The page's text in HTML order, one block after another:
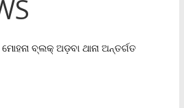
ବ୍ଲକ୍‌ ଅଡ଼ବା ଥାନା ଅନ୍ତର୍ଗତ